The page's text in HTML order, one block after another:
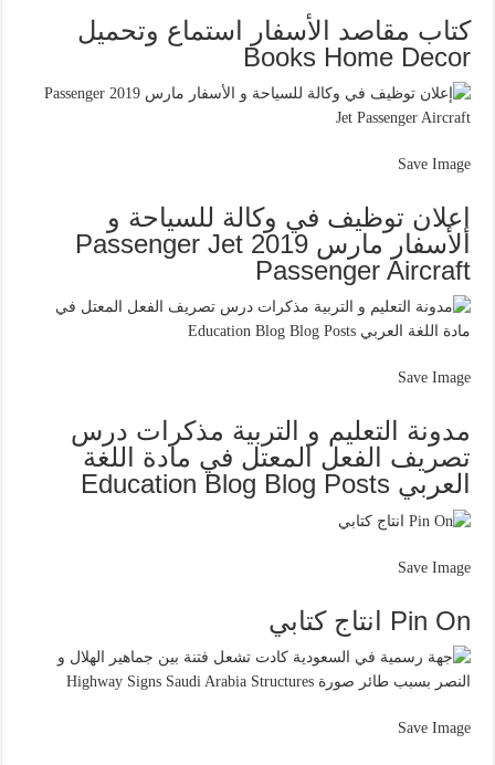
كتاب مقاصد الأسفار استماع وتحميل
Books Home Decor
Save Image
إعلان توظيف في وكالة للسياحة و
الأسفار مارس 2019 Passenger Jet
Passenger Aircraft
Save Image
مدونة التعليم و التربية مذكرات درس
تصريف الفعل المعتل في مادة اللغة
العربي Education Blog Blog Posts
Save Image
Pin On انتاج كتابي
Save Image